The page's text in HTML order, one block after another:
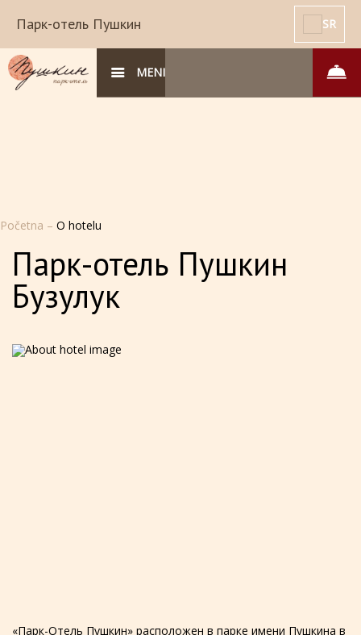
Парк-отель Пушкин SR
MENI
Početna – O hotelu
Парк-отель Пушкин
Бузулук
«Парк-Отель Пушкин» расположен в парке имени Пушкина в